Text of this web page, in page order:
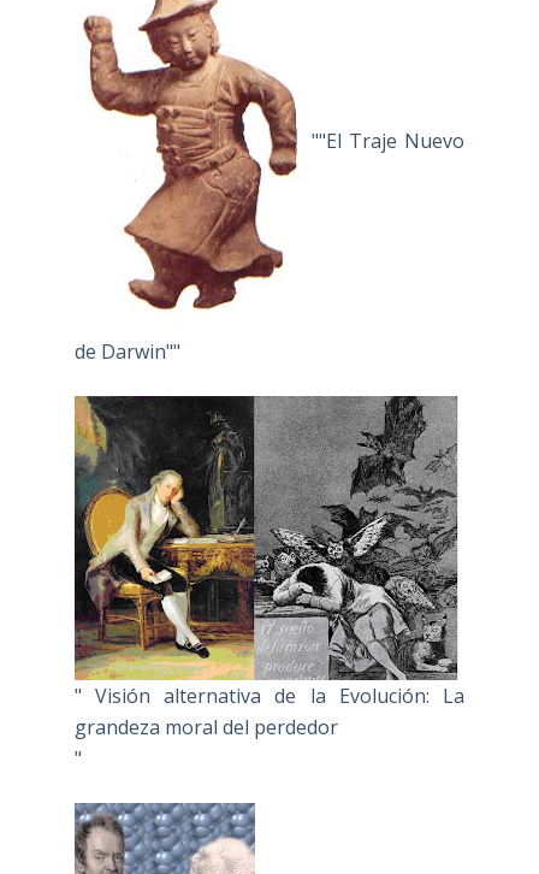
""El Traje Nuevo
de Darwin""
" Visión alternativa de la Evolución: La
grandeza moral del perdedor
"